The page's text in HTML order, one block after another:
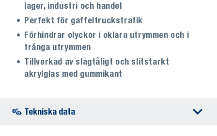
lager, industri och handel
Perfekt för gaffeltruckstrafik
Förhindrar olyckor i oklara utrymmen och i
trånga utrymmen
Tillverkad av slagtåligt och slitstarkt
akrylglas med gummikant
Tekniska data